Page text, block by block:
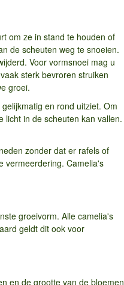
om ze in stand te houden of
de scheuten weg te snoeien.
Voor vormsnoei mag u
sterk bevroren struiken
groei.
en rond uitziet. Om
licht in de scheuten kan vallen.
zonder dat er rafels of
vermeerdering. Camelia's
groeivorm. Alle camelia's
geldt dit ook voor
en de grootte van de bloemen